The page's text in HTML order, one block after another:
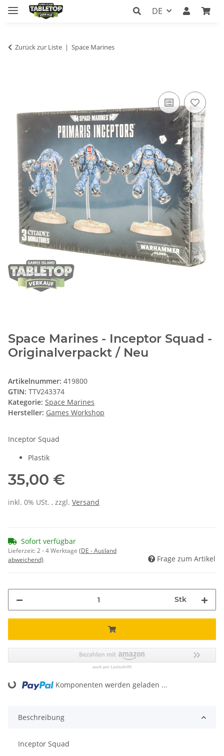
DE
Zurück zur Liste Space Marines
Space Marines - Inceptor Squad -
Originalverpackt / Neu
Artikelnummer: 419800
GTIN: TTV243374
Kategorie: Space Marines
Hersteller: Games Workshop
Inceptor Squad
Plastik
35,00 €
inkl. 0% USt. , zzgl. Versand
Sofort verfügbar
Lieferzeit:2 - 4 Werktage (DE - Ausland
abweichend)
Frage zum Artikel
Stk
Loading... Komponenten werden geladen ...
Beschreibung
Inceptor Squad